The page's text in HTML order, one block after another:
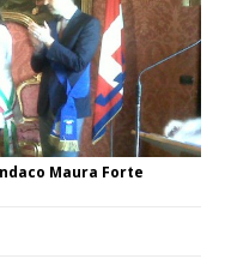
dopo i controlli
precauzionale e
a Vercelli
Marco Arnolfo
Maura Forte